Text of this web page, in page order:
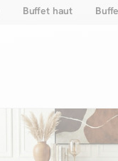
Buffet haut